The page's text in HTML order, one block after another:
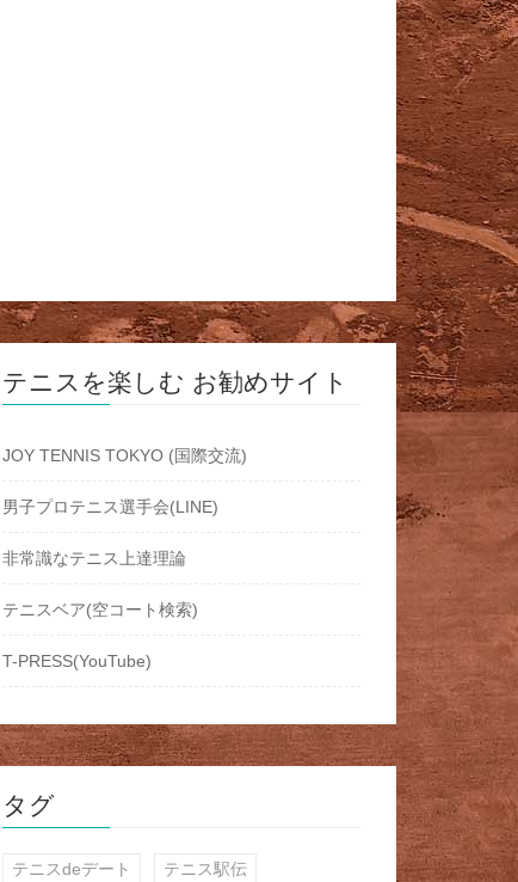
テニスを楽しむ お勧めサイト
JOY TENNIS TOKYO (国際交流)
男子プロテニス選手会(LINE)
非常識なテニス上達理論
テニスベア(空コート検索)
T-PRESS(YouTube)
タグ
テニスdeデート テニス駅伝